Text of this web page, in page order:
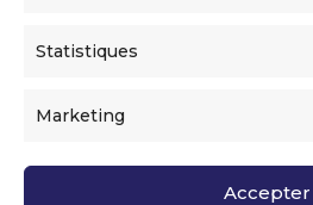
Statistiques
Marketing
Accepter